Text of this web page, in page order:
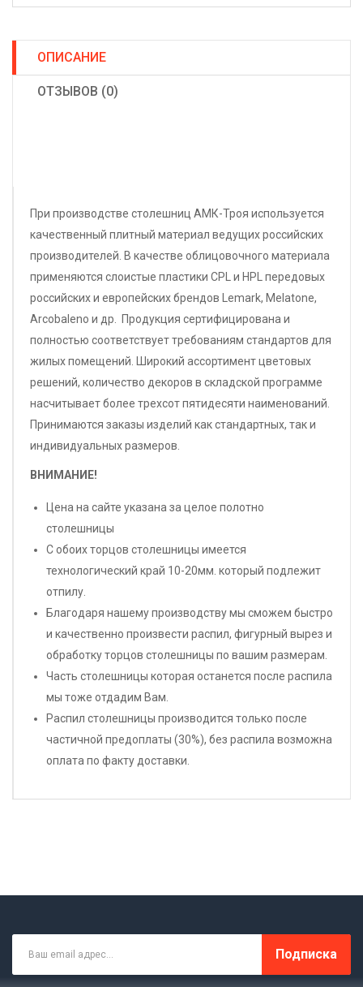
ОПИСАНИЕ
ОТЗЫВОВ (0)
При производстве столешниц АМК-Троя используется
качественный плитный материал ведущих российских
производителей. В качестве облицовочного материала
применяются слоистые пластики CPL и HPL передовых
российских и европейских брендов Lemark, Melatone,
Arcobaleno и др. Продукция сертифицирована и
полностью соответствует требованиям стандартов для
жилых помещений. Широкий ассортимент цветовых
решений, количество декоров в складской программе
насчитывает более трехсот пятидесяти наименований.
Принимаются заказы изделий как стандартных, так и
индивидуальных размеров.
ВНИМАНИЕ!
Цена на сайте указана за целое полотно
столешницы
С обоих торцов столешницы имеется
технологический край 10-20мм. который подлежит
отпилу.
Благодаря нашему производству мы сможем быстро
и качественно произвести распил, фигурный вырез и
обработку торцов столешницы по вашим размерам.
Часть столешницы которая останется после распила
мы тоже отдадим Вам.
Распил столешницы производится только после
частичной предоплаты (30%), без распила возможна
оплата по факту доставки.
Подписка